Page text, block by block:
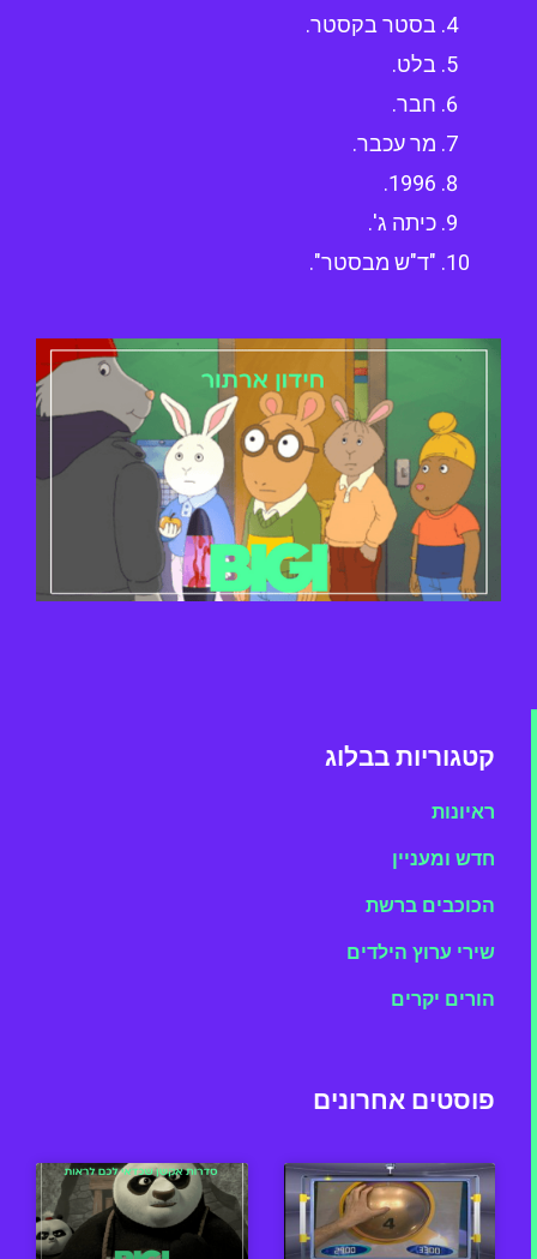
בסטר בקסטר.
בלט.
חבר.
מר עכבר.
1996.
כיתה ג'.
"ד"ש מבסטר".
קטגוריות בבלוג
ראיונות
חדש ומעניין
הכוכבים ברשת
שירי ערוץ הילדים
הורים יקרים
פוסטים אחרונים